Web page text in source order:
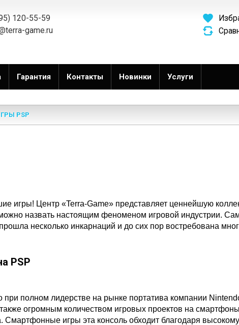
120-55-59
game.ru
Гарантия Контакты Новинки Услуги
PSP
игры! Центр «Terra-Game» представляет ценнейшую
назвать настоящим феноменом игровой индустрии.
несколько инкарнаций и до сих пор востребована
PSP
при полном лидерстве на рынке портатива компании
огромным количеством игровых проектов на
Смартфонные игры эта консоль обходит благодаря высокому